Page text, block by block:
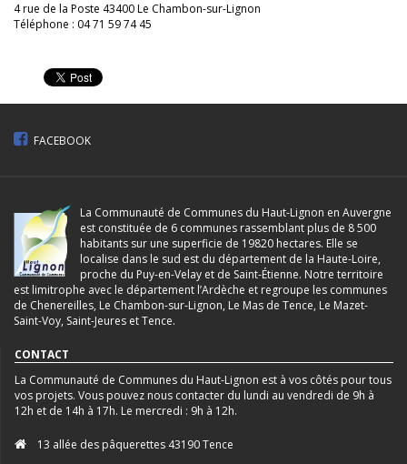
4 rue de la Poste 43400 Le Chambon-sur-Lignon
Téléphone : 04 71 59 74 45
FACEBOOK
La Communauté de Communes du Haut-Lignon en Auvergne
est constituée de 6 communes rassemblant plus de 8 500
habitants sur une superficie de 19820 hectares. Elle se
localise dans le sud est du département de la Haute-Loire,
proche du Puy-en-Velay et de Saint-Étienne. Notre territoire
est limitrophe avec le département l’Ardèche et regroupe les communes
de Chenereilles, Le Chambon-sur-Lignon, Le Mas de Tence, Le Mazet-
Saint-Voy, Saint-Jeures et Tence.
CONTACT
La Communauté de Communes du Haut-Lignon est à vos côtés pour tous
vos projets. Vous pouvez nous contacter du lundi au vendredi de 9h à
12h et de 14h à 17h. Le mercredi : 9h à 12h.
13 allée des pâquerettes 43190 Tence